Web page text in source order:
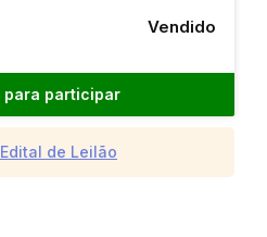
Vendido
para participar
Edital de Leilão